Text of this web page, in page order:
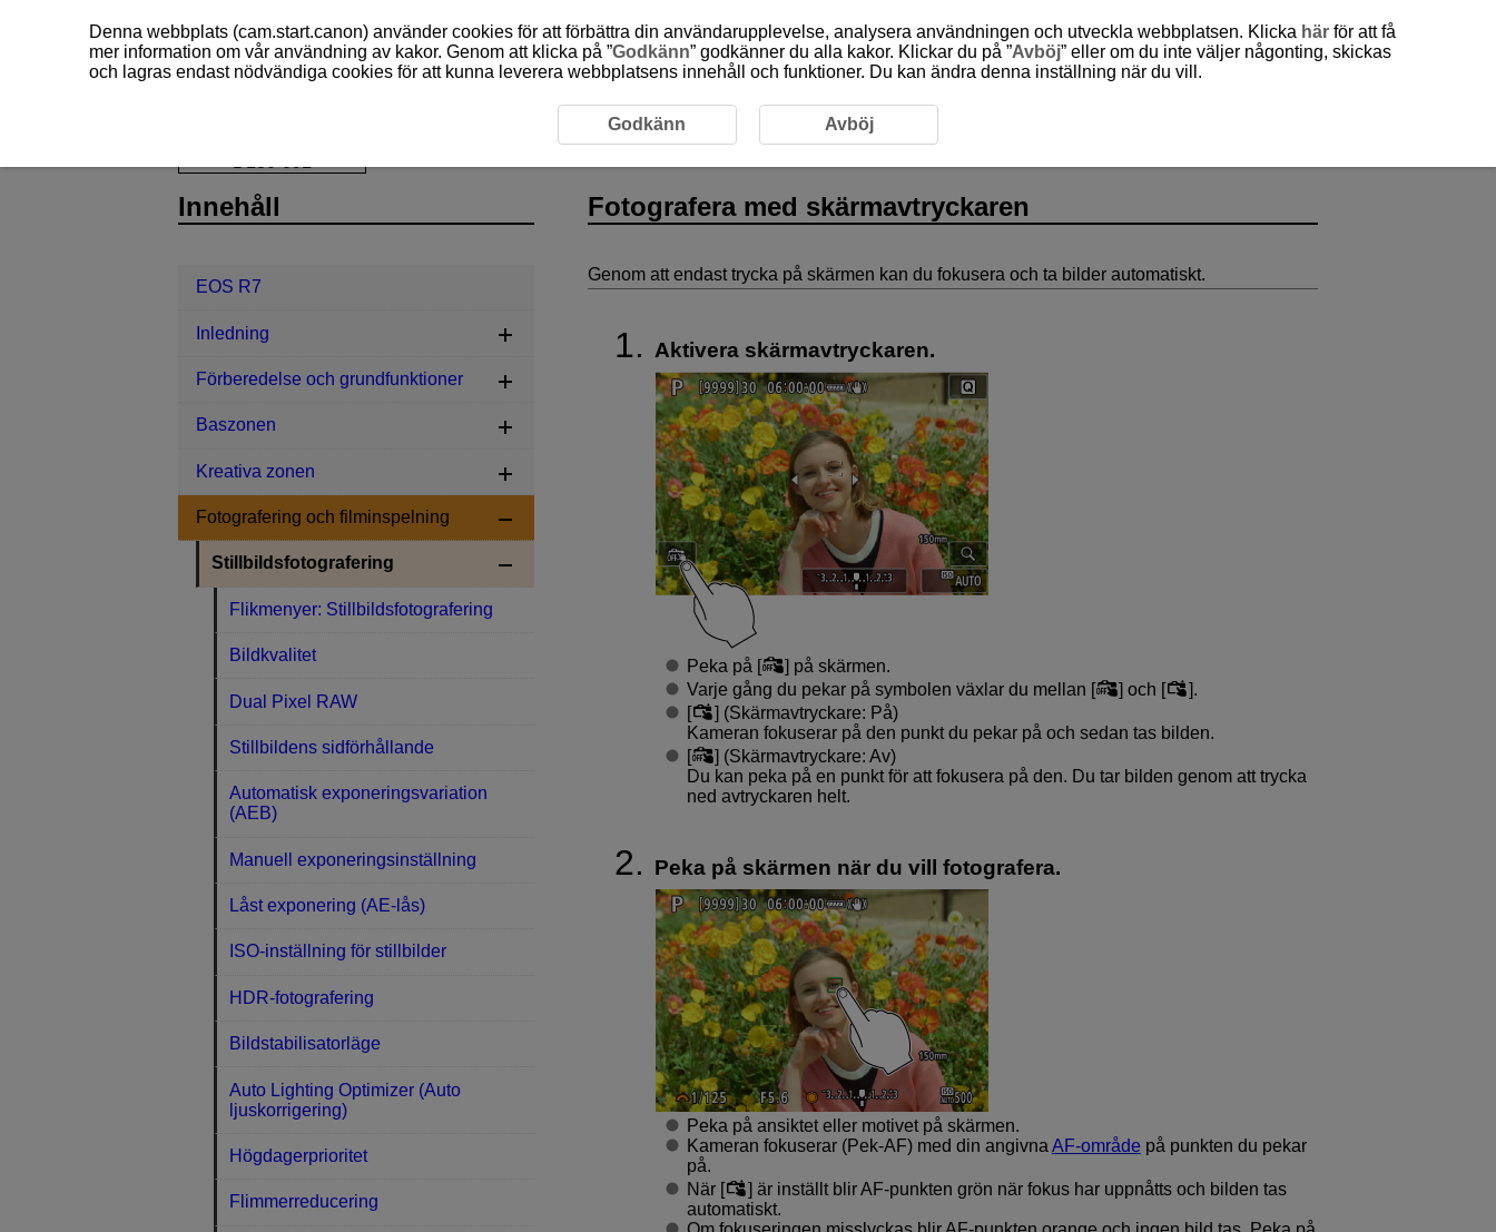
Stillbildsfotografering Fotografera med skärmavtryckaren
Fotografera med skärmavtryckaren
Genom att endast trycka på skärmen kan du fokusera och ta bilder automatiskt.
Aktivera skärmavtryckaren.
Peka på [
] på skärmen.
Varje gång du pekar på symbolen växlar du mellan [
] och [
].
[
] (Skärmavtryckare: På)
Kameran fokuserar på den punkt du pekar på och sedan tas bilden.
[
] (Skärmavtryckare: Av)
Du kan peka på en punkt för att fokusera på den. Du tar bilden genom att trycka
ned avtryckaren helt.
Peka på skärmen när du vill fotografera.
Peka på ansiktet eller motivet på skärmen.
Kameran fokuserar (Pek-AF) med din angivna AF-område på punkten du pekar
på.
När [
] är inställt blir AF-punkten grön när fokus har uppnåtts och bilden tas
automatiskt.
Innehåll
EOS R7
Inledning
Förberedelse och grundfunktioner
Baszonen
Kreativa zonen
Fotografering och filminspelning
Stillbildsfotografering
Flikmenyer: Stillbildsfotografering
Bildkvalitet
Dual Pixel RAW
Stillbildens sidförhållande
Automatisk exponeringsvariation
(AEB)
Manuell exponeringsinställning
Låst exponering (AE-lås)
ISO-inställning för stillbilder
HDR-fotografering
Bildstabilisatorläge
Auto Lighting Optimizer (Auto
ljuskorrigering)
Högdagerprioritet
Flimmerreducering
Denna webbplats (cam.start.canon) använder cookies för att förbättra din användarupplevelse, analysera användningen och utveckla webbplatsen. Klicka här för att få
mer information om vår användning av kakor. Genom att klicka på ”Godkänn” godkänner du alla kakor. Klickar du på ”Avböj” eller om du inte väljer någonting, skickas
och lagras endast nödvändiga cookies för att kunna leverera webbplatsens innehåll och funktioner. Du kan ändra denna inställning när du vill.
Godkänn Avböj